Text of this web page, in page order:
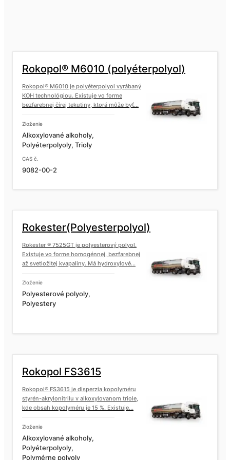
Rokopol® G441 (polyéterpolyol)
Rokopol® GS484 (polyéterpolyol)
Rokopol® M1140 (polyéterpolyol)
Rokopol® M1145 (polyéterpolyol)
Rokopol® M1180 (polyéterpolyol)
Rokopol® M6010 (polyéterpolyol)
Rokopol® M6010 je polyéterpolyol vyrábaný
KOH technológiou. Existuje vo forme
bezfarebnej čírej tekutiny, ktorá môže byť...
Zloženie
Alkoxylované alkoholy,
Polyéterpolyoly, Trioly
CAS č.
9082-00-2
Rokester(Polyesterpolyol)
Rokester ® 7525GT je polyesterový polyol.
Existuje vo forme homogénnej, bezfarebnej
až svetložltej kvapaliny. Má hydroxylové...
Zloženie
Polyesterové polyoly,
Polyestery
Rokopol FS3615
Rokopol® FS3615 je disperzia kopolyméru
styrén-akrylonitrilu v alkoxylovanom triole,
kde obsah kopolyméru je 15 %. Existuje...
Zloženie
Alkoxylované alkoholy,
Polyéterpolyoly,
Polymérne polyoly